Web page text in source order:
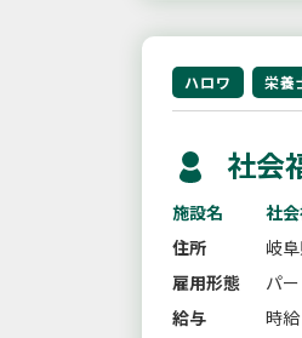
ハロワ 栄養
社会
施設名
社
住所
岐
雇用形態
パ
給与
時